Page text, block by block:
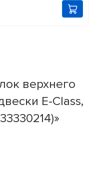
верхнего
E-Class,